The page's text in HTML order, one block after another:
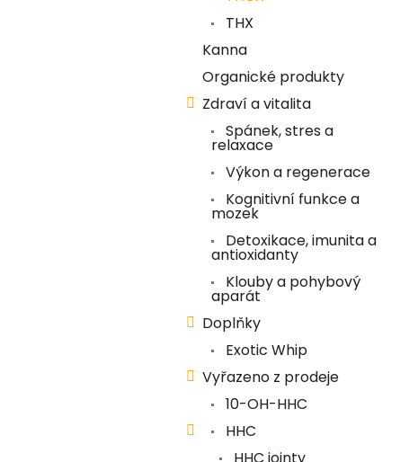
n
e
THX
Kanna
Organické produkty
Zdraví a vitalita
Spánek, stres a
relaxace
Výkon a regenerace
Kognitivní funkce a
mozek
Detoxikace, imunita a
antioxidanty
Klouby a pohybový
aparát
Doplňky
Exotic Whip
Vyřazeno z prodeje
10-OH-HHC
HHC